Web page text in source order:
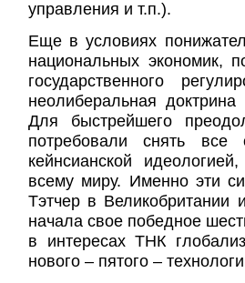
управления и т.п.).
Еще в условиях
национальных экономик,
государственного
неолиберальная
Для быстрейшего
потребовали снять все
кейнсианской
всему миру. Именно эти
Тэтчер в
начала свое победное
в интересах ТНК
нового – пятого –